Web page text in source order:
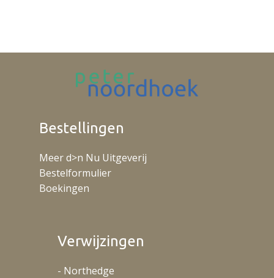
Bestellingen
Meer d>n Nu Uitgeverij
Bestelformulier
Boekingen
Verwijzingen
- Northedge